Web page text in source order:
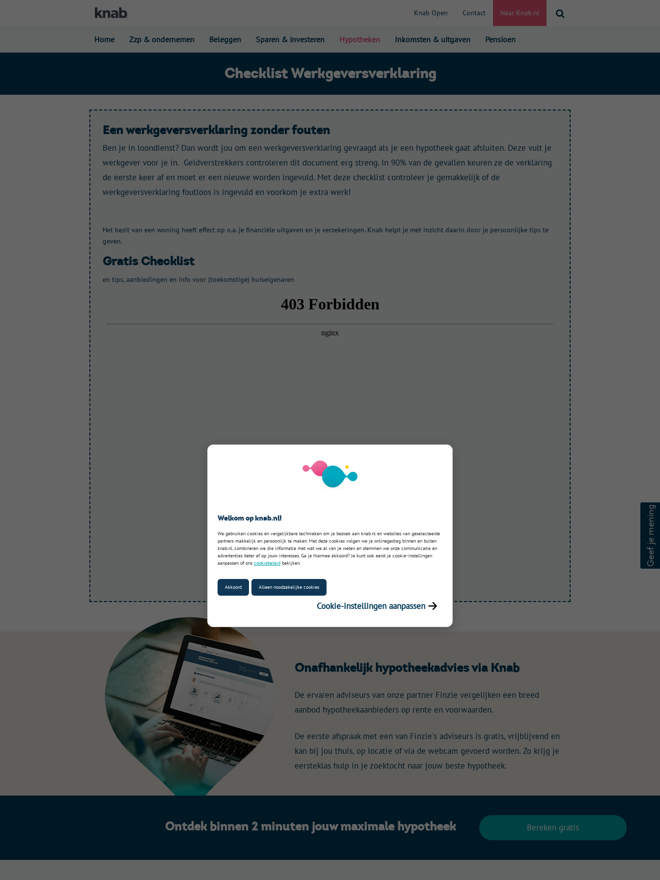
Knab Open Contact Naar Knab.nl
S
Home Zzp & ondernemen Beleggen Sparen & investeren Hypotheken Inkomsten & uitgaven Pensioen
Checklist Werkgeversverklaring
Een werkgeversverklaring zonder fouten
Ben je in loondienst? Dan wordt jou om een werkgeversverklaring gevraagd als je een hypotheek gaat afsluiten. Deze vult je
werkgever voor je in. Geldverstrekkers controleren dit document erg streng. In 90% van de gevallen keuren ze de verklaring
de eerste keer af en moet er een nieuwe worden ingevuld. Met deze checklist controleer je gemakkelijk of de
werkgeversverklaring foutloos is ingevuld en voorkom je extra werk!
Het bezit van een woning heeft effect op o.a. je financiële uitgaven en je verzekeringen. Knab helpt je met inzicht daarin door je persoonlijke tips te
geven.
gratis Checklist
en tips, aanbiedingen en info voor (toekomstige) huiseigenaren
Onafhankelijk hypotheekadvies via Knab
De ervaren adviseurs van onze partner Finzie vergelijken een breed
aanbod hypotheekaanbieders op rente en voorwaarden.
De eerste afspraak met een van Finzie's adviseurs is gratis, vrijblijvend en
kan bij jou thuis, op locatie of via de webcam gevoerd worden. Zo krijg je
eersteklas hulp in je zoektocht naar jouw beste hypotheek.
Ontdek binnen 2 minuten jouw maximale hypotheek Bereken gratis
Welkom op knab.nl!
We gebruiken cookies en vergelijkbare technieken om je bezoek aan knab.nl en websites van geselecteerde
partners makkelijk en persoonlijk te maken. Met deze cookies volgen we je onlinegedrag binnen en buiten
knab.nl, combineren we die informatie met wat we al van je weten en stemmen we onze communicatie en
advertenties beter af op jouw interesses. Ga je hiermee akkoord? Je kunt ook eerst je cookie-instellingen
aanpassen of ons cookiebeleid bekijken.
Akkoord Alleen noodzakelijke cookies
Cookie-instellingen aanpassen